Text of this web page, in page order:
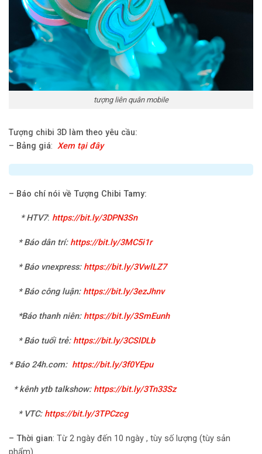
tượng liên quân mobile
Tượng chibi 3D làm theo yêu cầu:
– Bảng giá: Xem tại đây
– Báo chí nói về Tượng Chibi Tamy:
* HTV7: https://bit.ly/3DPN3Sn
* Báo dân trí: https://bit.ly/3MC5i1r
* Báo vnexpress: https://bit.ly/3VwlLZ7
* Báo công luận: https://bit.ly/3ezJhnv
*Báo thanh niên: https://bit.ly/3SmEunh
* Báo tuổi trẻ: https://bit.ly/3CSlDLb
* Báo 24h.com: https://bit.ly/3f0YEpu
* kênh ytb talkshow: https://bit.ly/3Tn33Sz
* VTC: https://bit.ly/3TPCzcg
– Thời gian: Từ 2 ngày đến 10 ngày , tùy số lượng (tùy sản
phẩm).